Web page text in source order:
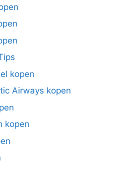
kopen
Airways kopen
kopen